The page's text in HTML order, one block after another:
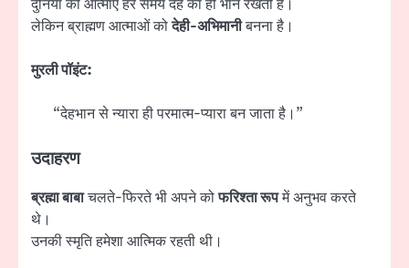
दुनिया की आत्माएँ हर समय देह का ही भान रखती हैं।
लेकिन ब्राह्मण आत्माओं कोदेही-अभिमानीबनना है।
मुरली पॉइंट:
“देहभान से न्यारा ही परमात्म-प्यारा बन जाता है।”
उदाहरण
ब्रह्मा बाबाचलते-फिरते भी अपने कोफरिश्ता रूपमें अनुभव करते
थे।
उनकी स्मृति हमेशा आत्मिक रहती थी।